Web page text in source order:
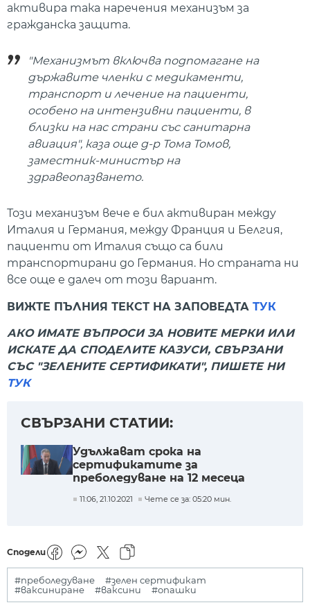
активира така наречения механизъм за
гражданска защита.
"Механизмът включва подпомагане на
държавите членки с медикаменти,
транспорт и лечение на пациенти,
особено на интензивни пациенти, в
близки на нас страни със санитарна
авиация", каза още д-р Тома Томов,
заместник-министър на
здравеопазването.
Този механизъм вече е бил активиран между
Италия и Германия, между Франция и Белгия,
пациенти от Италия също са били
транспортирани до Германия. Но страната ни
все още е далеч от този вариант.
ВИЖТЕ ПЪЛНИЯ ТЕКСТ НА ЗАПОВЕДТА ТУК
АКО ИМАТЕ ВЪПРОСИ ЗА НОВИТЕ МЕРКИ ИЛИ
ИСКАТЕ ДА СПОДЕЛИТЕ КАЗУСИ, СВЪРЗАНИ
СЪС "ЗЕЛЕНИТЕ СЕРТИФИКАТИ", ПИШЕТЕ НИ
ТУК
СВЪРЗАНИ СТАТИИ:
Удължават срока на
сертификатите за
преболедуване на 12 месеца
11:06, 21.10.2021 Чете се за: 05:20 мин.
Сподели
#преболедуване
#зелен сертификат
#ваксиниране
#ваксини #опашки